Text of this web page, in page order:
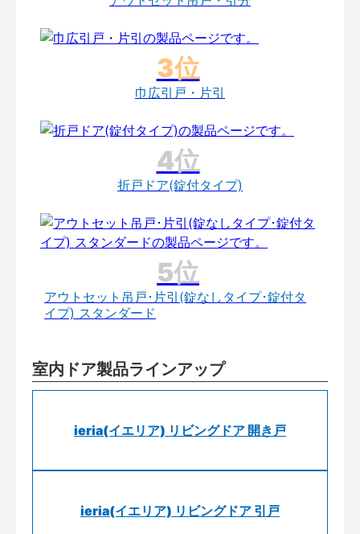
巾広引戸・片引
折戸ドア(錠付タイプ)
アウトセット吊戸･片引(錠なしタイプ･錠付タ
イプ) スタンダード
室内ドア製品ラインアップ
ieria(イエリア) リビングドア 開き戸
ieria(イエリア) リビングドア 引戸